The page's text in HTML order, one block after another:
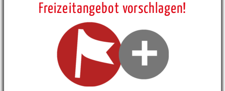
Freizeitangebot vorschlagen!